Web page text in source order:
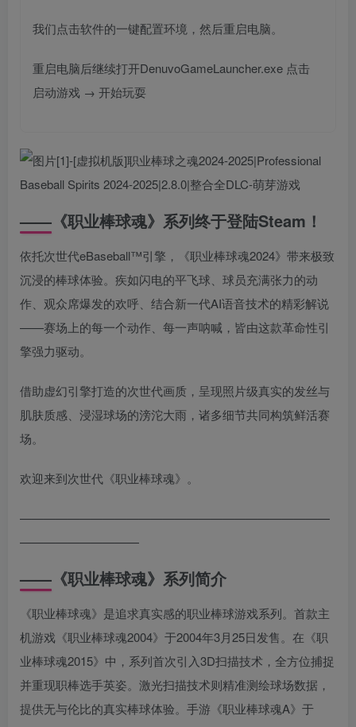
我们点击软件的一键配置环境，然后重启电脑。
重启电脑后继续打开DenuvoGameLauncher.exe 点击
启动游戏 → 开始玩耍
——《职业棒球魂》系列终于登陆Steam！
依托次世代eBaseball™引擎，《职业棒球魂2024》带来极致
沉浸的棒球体验。疾如闪电的平飞球、球员充满张力的动
作、观众席爆发的欢呼、结合新一代AI语音技术的精彩解说
——赛场上的每一个动作、每一声呐喊，皆由这款革命性引
擎强力驱动。
借助虚幻引擎打造的次世代画质，呈现照片级真实的发丝与
肌肤质感、浸湿球场的滂沱大雨，诸多细节共同构筑鲜活赛
场。
欢迎来到次世代《职业棒球魂》。
——————————————————————————
——————————
——《职业棒球魂》系列简介
《职业棒球魂》是追求真实感的职业棒球游戏系列。首款主
机游戏《职业棒球魂2004》于2004年3月25日发售。在《职
业棒球魂2015》中，系列首次引入3D扫描技术，全方位捕捉
并重现职棒选手英姿。激光扫描技术则精准测绘球场数据，
提供无与伦比的真实棒球体验。手游《职业棒球魂A》于